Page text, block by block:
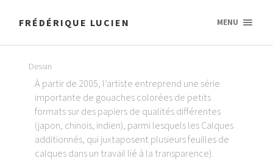
FRÉDÉRIQUE LUCIEN MENU
Dessin
À partir de 2005, l’artiste entreprend une série
importante de gouaches colorées de petits
formats sur des papiers de qualités différentes
(japon, chinois, indien), parmi lesquels les Calques
additionnés, qui juxtaposent plusieurs feuilles de
calques dans un travail lié à la transparence).